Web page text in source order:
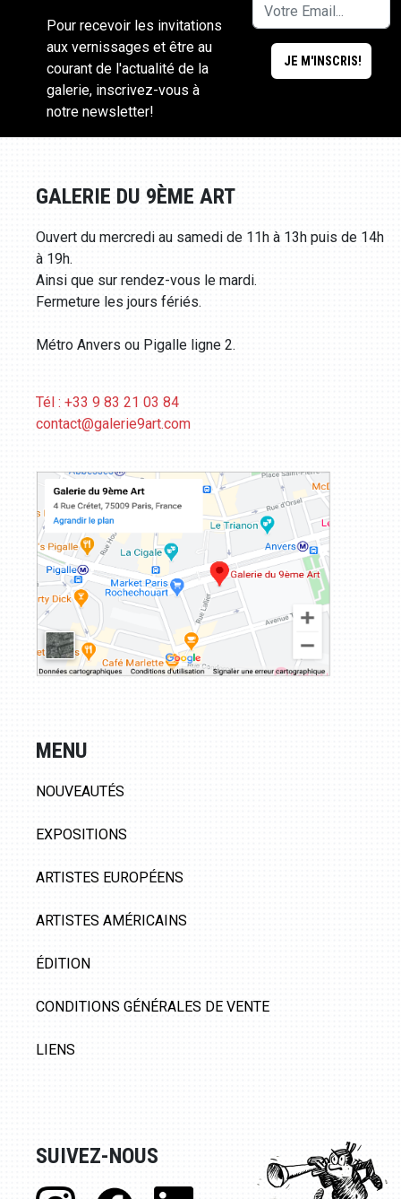
Pour recevoir les invitations
aux vernissages et être au
courant de l'actualité de la
galerie, inscrivez-vous à
notre newsletter!
GALERIE DU 9ÈME ART
Ouvert du mercredi au samedi de 11h à 13h puis de 14h
à 19h.
Ainsi que sur rendez-vous le mardi.
Fermeture les jours fériés.
Métro Anvers ou Pigalle ligne 2.
Tél : +33 9 83 21 03 84
contact@galerie9art.com
MENU
NOUVEAUTÉS
EXPOSITIONS
ARTISTES EUROPÉENS
ARTISTES AMÉRICAINS
ÉDITION
CONDITIONS GÉNÉRALES DE VENTE
LIENS
SUIVEZ-NOUS